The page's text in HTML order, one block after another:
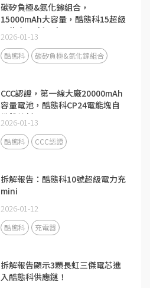
碳矽負極&氮化鎵組合，
15000mAh大容量，酷態科15超級
電能卡Air新品來了！
2026-01-13
酷態科 碳矽負極&氮化鎵組合
CCC認證，第一線大廠20000mAh
容量電池，酷態科CP24電能塊自
備雙線新品
2026-01-13
酷態科 CCC認證
拆解報告：酷態科10號超級電力充
mini
2026-01-12
酷態科 充電器
拆解報告顯示3顆長虹三傑電芯進
入酷態科供應鏈！